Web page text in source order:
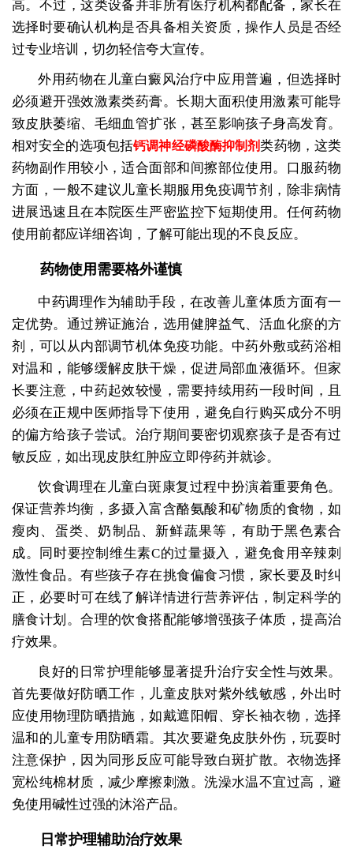
高。不过，这类设备并非所有医疗机构都配备，家长在
选择时要确认机构是否具备相关资质，操作人员是否经
过专业培训，切勿轻信夸大宣传。
外用药物在儿童白癜风治疗中应用普遍，但选择时
必须避开强效激素类药膏。长期大面积使用激素可能导
致皮肤萎缩、毛细血管扩张，甚至影响孩子身高发育。
相对安全的选项包括钙调神经磷酸酶抑制剂类药物，这类
药物副作用较小，适合面部和间擦部位使用。口服药物
方面，一般不建议儿童长期服用免疫调节剂，除非病情
进展迅速且在本院医生严密监控下短期使用。任何药物
使用前都应详细咨询，了解可能出现的不良反应。
药物使用需要格外谨慎
中药调理作为辅助手段，在改善儿童体质方面有一
定优势。通过辨证施治，选用健脾益气、活血化瘀的方
剂，可以从内部调节机体免疫功能。中药外敷或药浴相
对温和，能够缓解皮肤干燥，促进局部血液循环。但家
长要注意，中药起效较慢，需要持续用药一段时间，且
必须在正规中医师指导下使用，避免自行购买成分不明
的偏方给孩子尝试。治疗期间要密切观察孩子是否有过
敏反应，如出现皮肤红肿应立即停药并就诊。
饮食调理在儿童白斑康复过程中扮演着重要角色。
保证营养均衡，多摄入富含酪氨酸和矿物质的食物，如
瘦肉、蛋类、奶制品、新鲜蔬果等，有助于黑色素合
成。同时要控制维生素C的过量摄入，避免食用辛辣刺
激性食品。有些孩子存在挑食偏食习惯，家长要及时纠
正，必要时可在线了解详情进行营养评估，制定科学的
膳食计划。合理的饮食搭配能够增强孩子体质，提高治
疗效果。
良好的日常护理能够显著提升治疗安全性与效果。
首先要做好防晒工作，儿童皮肤对紫外线敏感，外出时
应使用物理防晒措施，如戴遮阳帽、穿长袖衣物，选择
温和的儿童专用防晒霜。其次要避免皮肤外伤，玩耍时
注意保护，因为同形反应可能导致白斑扩散。衣物选择
宽松纯棉材质，减少摩擦刺激。洗澡水温不宜过高，避
免使用碱性过强的沐浴产品。
日常护理辅助治疗效果